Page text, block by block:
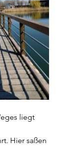
liegt
Hier saßen